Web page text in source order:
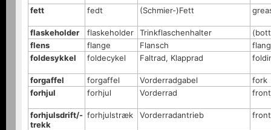
fett fedt (Schmier-)Fett
flaskeholder flaskeholder Trinkflaschenhalter
flens
flange Flansch
foldesykkel
foldecykel Faltrad, Klapprad
forgaffel forgaffel Vorderradgabel
fork
forhjul
forhjul Vorderrad
forhjulsdrift/-
trekk
forhjulstræk Vorderradantrieb